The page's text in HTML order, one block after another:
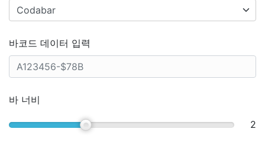
바코드 데이터 입력
바 너비
2